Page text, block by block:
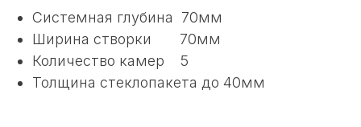
Системная глубина 70мм
Ширина створки 70мм
Количество камер 5
Толщина стеклопакета до 40мм